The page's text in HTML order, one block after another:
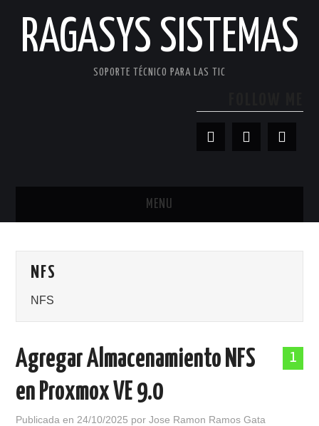
RAGASYS SISTEMAS
SOPORTE TÉCNICO PARA LAS TIC
MENU
ACERCA DE
POLÍTICA DE PRIVACIDAD
NFS
NFS
1
Agregar Almacenamiento NFS
en Proxmox VE 9.0
Publicada en 24/10/2025 porJose Ramon Ramos Gata